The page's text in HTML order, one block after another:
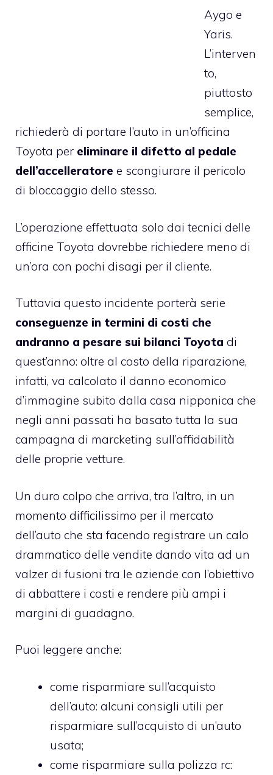
Aygo e
Yaris.
L’interven
to,
piuttosto
semplice,
richiederà di portare l’auto in un’officina
Toyota per eliminare il difetto al pedale
dell’accelleratore e scongiurare il pericolo
di bloccaggio dello stesso.
L’operazione effettuata solo dai tecnici delle
officine Toyota dovrebbe richiedere meno di
un’ora con pochi disagi per il cliente.
Tuttavia questo incidente porterà serie
conseguenze in termini di costi che
andranno a pesare sui bilanci Toyota di
quest’anno: oltre al costo della riparazione,
infatti, va calcolato il danno economico
d’immagine subito dalla casa nipponica che
negli anni passati ha basato tutta la sua
campagna di marcketing sull’affidabilità
delle proprie vetture.
Un duro colpo che arriva, tra l’altro, in un
momento difficilissimo per il mercato
dell’auto che sta facendo registrare un calo
drammatico delle vendite dando vita ad un
valzer di fusioni tra le aziende con l’obiettivo
di abbattere i costi e rendere più ampi i
margini di guadagno.
Puoi leggere anche:
come risparmiare sull’acquisto
dell’auto: alcuni consigli utili per
risparmiare sull’acquisto di un’auto
usata;
come risparmiare sulla polizza rc: